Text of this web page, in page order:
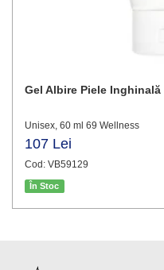
Gel Albire Piele Inghinală
Unisex, 60 ml 69 Wellness
107 Lei
Cod: VB59129
În Stoc